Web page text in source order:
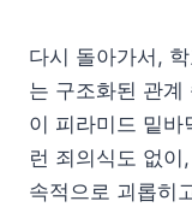
다시 돌아가서,
는 구조화된 관계
이 피라미드 밑바
런 죄의식도 없
속적으로 괴롭히